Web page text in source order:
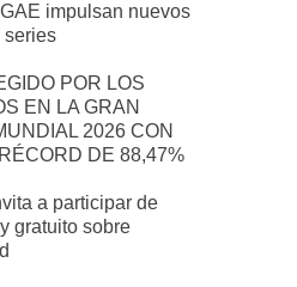
impulsan nuevos
series
POR LOS
EN LA GRAN
2026 CON
DE 88,47%
a participar de
gratuito sobre